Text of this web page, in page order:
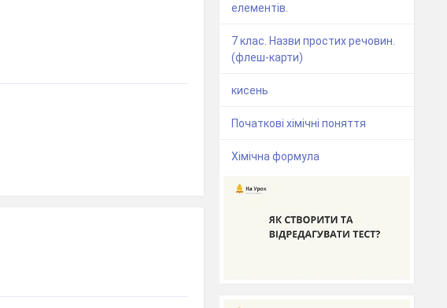
елементів.
7 клас. Назви простих речовин.
(флеш-карти)
кисень
Початкові хімічні поняття
Хімічна формула